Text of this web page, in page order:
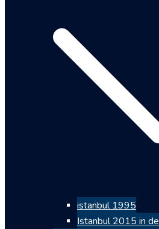
istanbul 1995
Istanbul 2015 in